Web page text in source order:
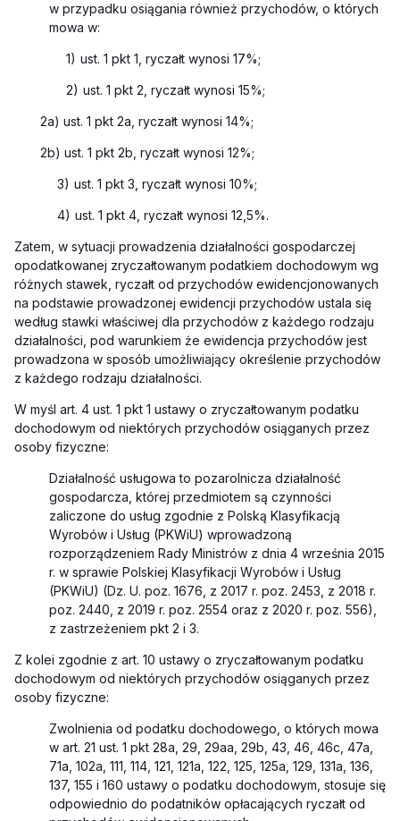
w przypadku osiągania również przychodów, o których
mowa w:
1) ust. 1 pkt 1, ryczałt wynosi 17%;
2) ust. 1 pkt 2, ryczałt wynosi 15%;
2a) ust. 1 pkt 2a, ryczałt wynosi 14%;
2b) ust. 1 pkt 2b, ryczałt wynosi 12%;
3) ust. 1 pkt 3, ryczałt wynosi 10%;
4) ust. 1 pkt 4, ryczałt wynosi 12,5%.
Zatem, w sytuacji prowadzenia działalności gospodarczej
opodatkowanej zryczałtowanym podatkiem dochodowym wg
różnych stawek, ryczałt od przychodów ewidencjonowanych
na podstawie prowadzonej ewidencji przychodów ustala się
według stawki właściwej dla przychodów z każdego rodzaju
działalności, pod warunkiem że ewidencja przychodów jest
prowadzona w sposób umożliwiający określenie przychodów
z każdego rodzaju działalności.
W myśl art. 4 ust. 1 pkt 1 ustawy o zryczałtowanym podatku
dochodowym od niektórych przychodów osiąganych przez
osoby fizyczne:
Działalność usługowa to pozarolnicza działalność
gospodarcza, której przedmiotem są czynności
zaliczone do usług zgodnie z Polską Klasyfikacją
Wyrobów i Usług (PKWiU) wprowadzoną
rozporządzeniem Rady Ministrów z dnia 4 września 2015
r. w sprawie Polskiej Klasyfikacji Wyrobów i Usług
(PKWiU) (Dz. U. poz. 1676, z 2017 r. poz. 2453, z 2018 r.
poz. 2440, z 2019 r. poz. 2554 oraz z 2020 r. poz. 556),
z zastrzeżeniem pkt 2 i 3.
Z kolei zgodnie z art. 10 ustawy o zryczałtowanym podatku
dochodowym od niektórych przychodów osiąganych przez
osoby fizyczne:
Zwolnienia od podatku dochodowego, o których mowa
w art. 21 ust. 1 pkt 28a, 29, 29aa, 29b, 43, 46, 46c, 47a,
71a, 102a, 111, 114, 121, 121a, 122, 125, 125a, 129, 131a, 136,
137, 155 i 160 ustawy o podatku dochodowym, stosuje się
odpowiednio do podatników opłacających ryczałt od